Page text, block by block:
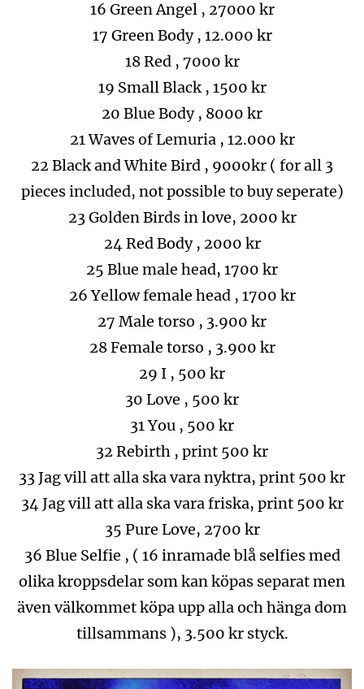
16 Green Angel , 27000 kr
17 Green Body , 12.000 kr
18 Red , 7000 kr
19 Small Black , 1500 kr
20 Blue Body , 8000 kr
21 Waves of Lemuria , 12.000 kr
22 Black and White Bird , 9000kr ( for all 3
pieces included, not possible to buy seperate)
23 Golden Birds in love, 2000 kr
24 Red Body , 2000 kr
25 Blue male head, 1700 kr
26 Yellow female head , 1700 kr
27 Male torso , 3.900 kr
28 Female torso , 3.900 kr
29 I , 500 kr
30 Love , 500 kr
31 You , 500 kr
32 Rebirth , print 500 kr
33 Jag vill att alla ska vara nyktra, print 500 kr
34 Jag vill att alla ska vara friska, print 500 kr
35 Pure Love, 2700 kr
36 Blue Selfie , ( 16 inramade blå selfies med
olika kroppsdelar som kan köpas separat men
även välkommet köpa upp alla och hänga dom
tillsammans ), 3.500 kr styck.